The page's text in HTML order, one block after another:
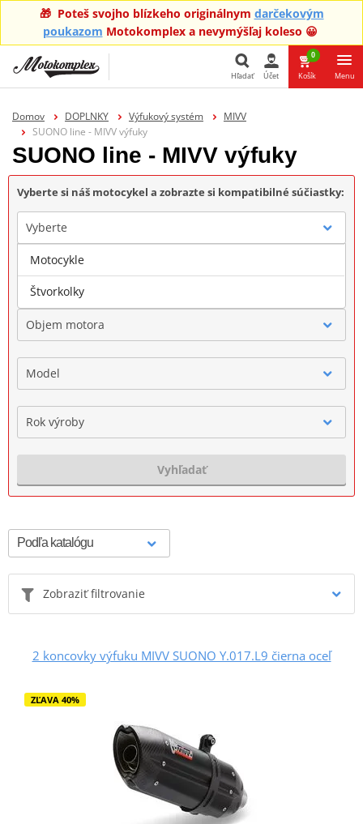
🎁 Poteš svojho blízkeho originálnym darčekovým
poukazom Motokomplex a nevymýšľaj koleso 😀
Hľadať Účet
0
Košík Menu
Domov DOPLNKY Výfukový systém
MIVV
SUONO line - MIVV výfuky
SUONO line - MIVV výfuky
Vyberte si náš motocykel a zobrazte si kompatibilné súčiastky:
Vyberte
Značka
Objem motora
Model
Rok výroby
Vyhľadať
Zobraziť filtrovanie
2 koncovky výfuku MIVV SUONO Y.017.L9 čierna oceľ
ZĽAVA 40%
Motocykle
Štvorkolky